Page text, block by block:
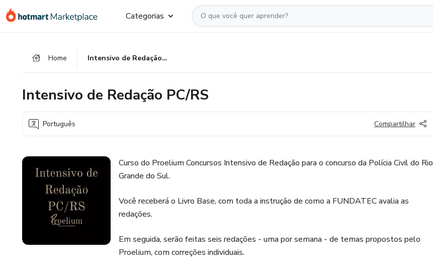
para
para
para
Categorias
Home Intensivo de Redação PC/RS
Intensivo de Redação PC/RS
Português Compartilhar
Curso do Proelium Concursos Intensivo de Redação para o concurso da Polícia Civil do Rio
Grande do Sul.
Você receberá o Livro Base, com toda a instrução de como a FUNDATEC avalia as
redações.
Em seguida, serão feitas seis redações - uma por semana - de temas propostos pelo
Proelium, com correções individuais.